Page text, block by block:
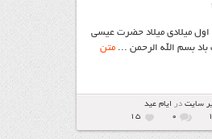
اول میلادی میلاد حضرت عیسی
بسم الله الرحمن ...متن
سایتدر ايام عيد
۰ 15